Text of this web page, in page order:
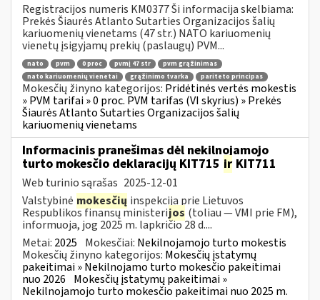
Registracijos numeris KM0377 Ši informacija skelbiama:
Prekės Šiaurės Atlanto Sutarties Organizacijos šalių
kariuomenių vienetams (47 str.) NATO kariuomenių
vienetų įsigyjamų prekių (paslaugų) PVM...
nato pvm 0 proc pvmį 47 str
pvm grąžinimas
nato kariuomenių vienetai
grąžinimo tvarka pariteto principas
Mokesčių žinyno kategorijos: Pridėtinės vertės mokestis
» PVM tarifai » 0 proc. PVM tarifas (VI skyrius) » Prekės
Šiaurės Atlanto Sutarties Organizacijos šalių
kariuomenių vienetams
Informacinis pranešimas dėl nekilnojamojo
turto mokesčio deklaracijų KIT715 ir KIT711
Web turinio sąrašas 2025-12-01
Valstybinė mokesčių inspekcija prie Lietuvos
Respublikos finansų ministerijos (toliau — VMI prie FM),
informuoja, jog 2025 m. lapkričio 28 d....
Metai: 2025 Mokesčiai: Nekilnojamojo turto mokestis
Mokesčių žinyno kategorijos: Mokesčių įstatymų
pakeitimai » Nekilnojamo turto mokesčio pakeitimai
nuo 2026 Mokesčių įstatymų pakeitimai »
Nekilnojamojo turto mokesčio pakeitimai nuo 2025 m.